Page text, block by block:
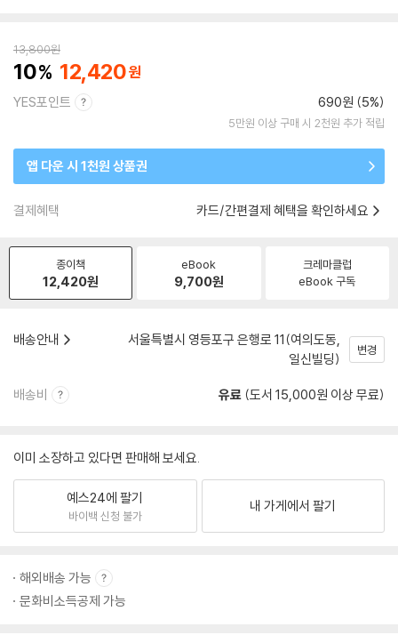
13,800원
10 12,420
YES포인트 690원 (5%)
5만원 이상 구매 시 2천원 추가 적립
앱 다운 시 1천원 상품권
결제혜택 카드/간편결제 혜택을 확인하세요
종이책
12,420원
eBook
9,700원
크레마클럽
eBook 구독
배송안내
서울특별시 영등포구 은행로 11(여의도동,
일신빌딩)
변경
배송비 유료 (도서 15,000원 이상 무료)
이미 소장하고 있다면 판매해 보세요.
예스24에 팔기
바이백 신청 불가
내 가게에서 팔기
해외배송 가능
문화비소득공제 가능